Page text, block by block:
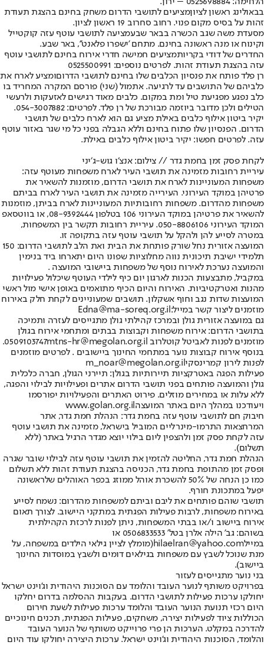
בבאולינג ראשון לציוןמציעים לתושבי הדרום משחק בחינם בהצגת תעודת
זהות על בסיס מקום פנוי. רחוב סחרוב 19 ראשון לציון.
מסעדת משה שגב הכשרה בבאר שבעמציעה לתושבי עוטף עזה קוקטייל
וקינוח או מנה ראשונה בחינם. מתחם 'ישפרו פלאנט'', באר שבע.
החדרים של דודי בקריותמציעים חמישה חדרי אירוח בחינם לתושבי עוטף
עזה בהצגת תעודת זהות. לפרטים נוספים: 0525500991
רן פלד פותח את פנסיון הכלבים שלו בחינם לתושבי הדרוםומציע לארח את
כלביהם של התושבים עד לרגיעה. אתמול (שני) פורסם המקרה המחריד בו
כלב נפגע מפגיעת טיל ומת במקום. כלבים מאוד רגישים לאזעקות ולרעשי
הטילים ולכן מדובר ביוזמה מבורכת של רן פלד. לפרטים: 054-3007882.
יקיר ביטון אילוף כלבים באילת מציע גם הוא לארח כלבים של תושבי
הדרום. הפנסיון שלו פתוח בחינם וללא הגבלה בפני כל מי שגר באזור עוטף
עזה. לפרטים חפשו: יקיר ביטון אילוף כלבים באילת.
לקחת פסק זמן בחמת גדר // צילום: אנצ׳ו גוש-ג׳יני
עיריית רחובות מזמינה את תושבי העיר לארח משפחות מעוטף עזה:
משפחות המעוניינות לארח את תושבי הדרום, מוזמנות להשאיר את
פרטיהן במוקד העירוני. העירייה מזמינה את תושבי העיר לארח בביתם
משפחות מהדרום. משפחות רחובותיות המעוניינות לארח בביתן, מוזמנות
להשאיר את פרטיהן במוקד העירוני 106 בטלפון 08-9392444, או בווטסאפ
המוקד העירוני 050-8806106. עיריית רחובות תקשר בין המשפחות,
במטרה לסייע להן ולהקל על תושבי עוטף עזה בתקופה זו.
המועצה אזורית נחל שורק פותחת את הבית ואת הלב לתושבי הדרום : 150
תלמידי ישיבת תיכונית נווה מחלוציות שפונו היום יתארחו ביד בנימין
והמועצה נערכת לאירוח נוסף של משפחות ביישובי המועצה .
במקביל, מתבצעות הכנות לארגון יום כיף לילדי העוטף שיכלול פעילויות
מהנות ואטרקטיביות. האירוח והיום הכיף מתואמים באופן אישי מול ראשי
המועצות שדות נגב וחוף אשקלון. תושבים שמעוניינים לקחת חלק באירוח
מוזמנים ליצור קשר במייל: Edna@ma-soreq.org.il
גם במועצה אזורית גולן ובמרכז קהילתי גולן מתגייסים לעזרה ותמיכה
בתושבי הדרום: אירוח משפחות וקבוצות בבתים ומתחמי אירוח בגולן
מוזמנים לפנות לאביטל קוטלרוב 0509103747 mtns-hr@megolan.org.il
.
בנוסף אירוח קבוצות נוער במתחמי החינוך ביישובים . לפרטים מוזמנים
לפנות לירון קמרינסקי m_noar@megolan.org.il
פעילות הפגה באטרקציות תיירותיות בגולן: תיירני הגולן, חברה כלכלית
גולן והמועצה פותחים בפני תושבי הדרום אתרים ופעילויות לבילוי והפגה,
ללא עלות או במחירים מוזלים. פירוט האתרים והפעילויות יפורסמו
ויעודכנו במהלך היום באתר המועצה www.golan.org.il
חיבוק חם לתושבי עוטף עזה בחמת גדר: הנהלת חמת גדר, אתר
המרחצאות התרמו-מינרליים המוביל בישראל, מזמינה את תושבי עוטף
עזה לקחת פסק זמן ולהצפין ליום בילוי יוצא מגדר הרגיל באתר (ללא
תשלום).
הנהלת חמת גדר, החליטה להזמין את תושבי עוטף עזה לבילוי שובר שגרה
ופסק זמן מהתופת בחמת גדר, הכניסה בהצגת תעודת זהות ללא תשלום
כמו כן הנחה של 50% להשכרת אוהל ממוזג בכפר האוהלים שלראשונה
יפעל במתכונת חורף.
תושבי שוהם פותחים את ליבם וביתם למשפחות מהדרום: נשמח לסייע
באירוח משפחות, לרבות פעילות הפגתית במתקני היישוב. לצורך תאום
אירוח ביישוב ו/או בבתי המשפחות, ניתן לפנות לרכזת הקהילתית
בשוהם: גב' הילה אלרן בטל' 0506833533 או
במיילhilaelran@yahoo.com(מומלץ לציין גילאי הילדים במשפחה, על
מנת שנוכל לשבץ עם משפחות בגילאים דומים ולשבץ במוסדות החינוך
ביישוב).
בני נוער מתגייסים לעזור
בפרויקט משותף לנוער העובד והלומד עם הסוכנות היהודית וג'וינט ישראל
יחולקו ערכות פעילות לתושבי הדרום. בעקבות ההסלמה בדרום יחלקו
היום רכזי תנועת הנוער העובד והלומד ערכות פעילות לשעת חירום
הכוללות ציוד לפעילות יצירה, משחקים, פעילות הפגתית, תכנים חינוכיים
להדרכה במקלט. הערכות הן פרי פרוייקט משותף של הנוער העובד
והלומד, הסוכנות היהודית וג'וינט ישראל. ערכות היצירה יחולקו עוד היום